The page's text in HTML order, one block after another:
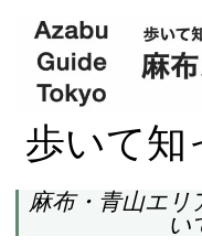
歩いて知
麻布・青山エリ
い